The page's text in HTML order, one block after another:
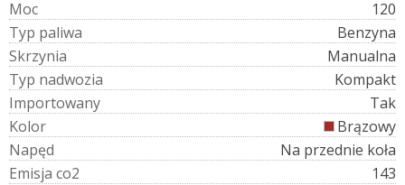
Moc
120
Typ paliwa
Benzyna
Skrzynia
Manualna
Typ nadwozia
Kompakt
Importowany
Tak
Kolor
Brązowy
Napęd
Na przednie koła
Emisja co2
143